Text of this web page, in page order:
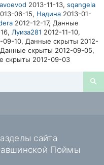
2013-11-13, sqangela
06-15, Надина 2013-01-
2012-12-17, Данные
Луиза281 2012-11-10,
09-10, Данные скрыты 2012-
Данные скрыты 2012-09-05,
скрыты 2012-09-03
сайта
Поймы